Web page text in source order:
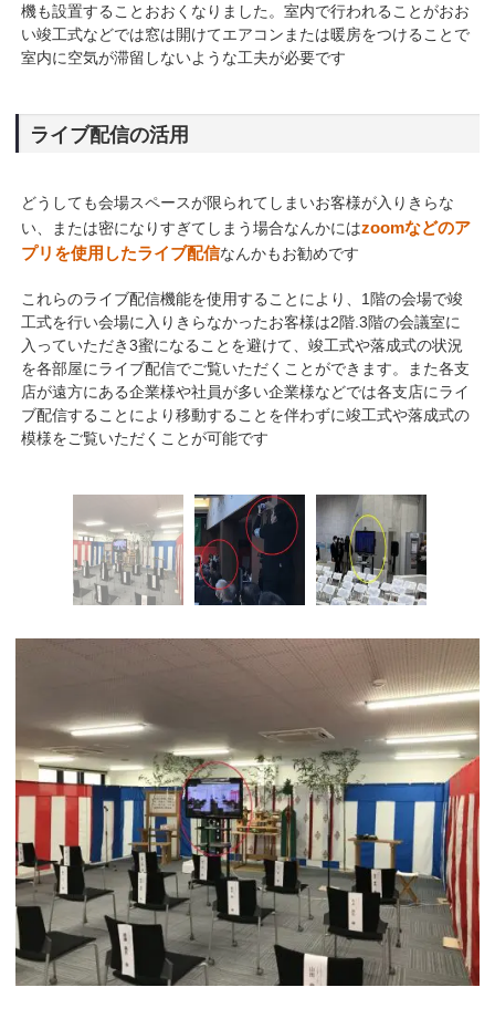
機も設置することおおくなりました。室内で行われることがおお
い竣工式などでは窓は開けてエアコンまたは暖房をつけることで
室内に空気が滞留しないような工夫が必要です
ライブ配信の活用
どうしても会場スペースが限られてしまいお客様が入りきらな
い、または密になりすぎてしまう場合なんかにはzoomなどのア
プリを使用したライブ配信なんかもお勧めです
これらのライブ配信機能を使用することにより、1階の会場で竣
工式を行い会場に入りきらなかったお客様は2階.3階の会議室に
入っていただき3蜜になることを避けて、竣工式や落成式の状況
を各部屋にライブ配信でご覧いただくことができます。また各支
店が遠方にある企業様や社員が多い企業様などでは各支店にライ
ブ配信することにより移動することを伴わずに竣工式や落成式の
模様をご覧いただくことが可能です